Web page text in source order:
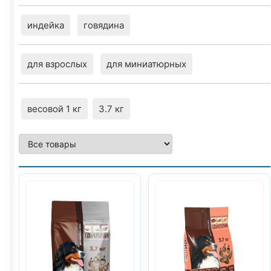
индейка говядина
для взрослых для миниатюрных
весовой 1 кг 3.7 кг